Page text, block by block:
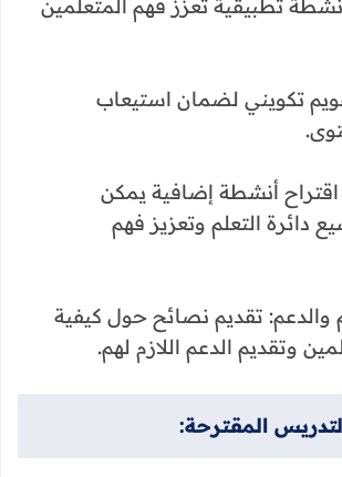
تطبيقية تعزز فهم المتعلمين
تكويني لضمان استيعاب
أنشطة إضافية يمكن
دائرة التعلم وتعزيز فهم
والدعم: تقديم نصائح حول كيفية
وتقديم الدعم اللازم لهم.
المقترحة: